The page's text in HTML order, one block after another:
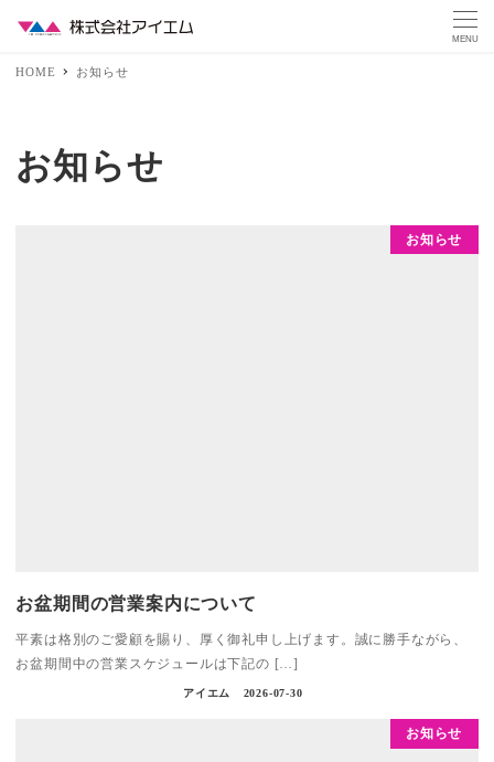
MENU
HOME お知らせ
お知らせ
お知らせ
お盆期間の営業案内について
平素は格別のご愛顧を賜り、厚く御礼申し上げます。誠に勝手ながら、
お盆期間中の営業スケジュールは下記の […]
アイエム 2026-07-30
お知らせ